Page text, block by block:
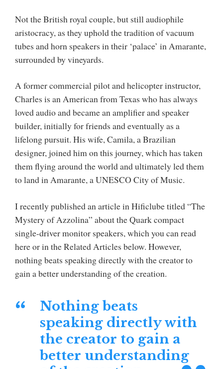
Not the British royal couple, but still audiophile
aristocracy, as they uphold the tradition of vacuum
tubes and horn speakers in their ‘palace’ in Amarante,
surrounded by vineyards.
A former commercial pilot and helicopter instructor,
Charles is an American from Texas who has always
loved audio and became an amplifier and speaker
builder, initially for friends and eventually as a
lifelong pursuit. His wife, Camila, a Brazilian
designer, joined him on this journey, which has taken
them flying around the world and ultimately led them
to land in Amarante, a UNESCO City of Music.
I recently published an article in Hificlube titled “The
Mystery of Azzolina” about the Quark compact
single-driver monitor speakers, which you can read
here or in the Related Articles below. However,
nothing beats speaking directly with the creator to
gain a better understanding of the creation.
Nothing beats
speaking directly with
the creator to gain a
better understanding